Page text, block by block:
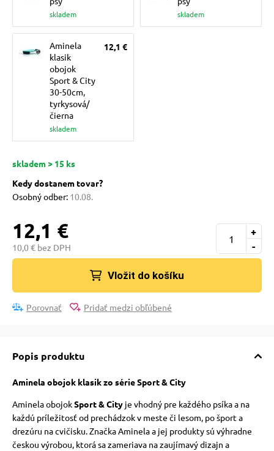
mačky
skladem skladem
Aminela
klasik
obojok
Sport & City
30-50cm,
tyrkysová/
čierna
skladem
12,1 €
skladem > 15 ks
Kedy dostanem tovar?
Osobný odber: 10.08.
12,1 €
10,0 € bez DPH -
+
Vložit do košíku
Porovnať Pridať medzi obľúbené
Popis produktu
Aminela obojok klasik zo série Sport & City
Aminela obojokSport & Cityje vhodný pre každého psíka a na
každú príležitosť od prechádzok v meste či lesom, po šport a
drezúru na cvičisku. Značka Aminela a jej produkty sú výhradne
českou výrobou, ktorá sa zameriava na zaujímavý dizajn a